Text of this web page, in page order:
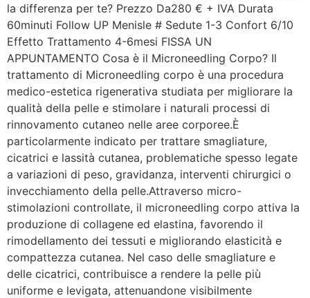
la differenza per te? Prezzo Da280 € + IVA Durata
60minuti Follow UP Menisle # Sedute 1-3 Confort 6/10
Effetto Trattamento 4-6mesi FISSA UN
APPUNTAMENTO Cosa è il Microneedling Corpo? Il
trattamento di Microneedling corpo è una procedura
medico-estetica rigenerativa studiata per migliorare la
qualità della pelle e stimolare i naturali processi di
rinnovamento cutaneo nelle aree corporee.È
particolarmente indicato per trattare smagliature,
cicatrici e lassità cutanea, problematiche spesso legate
a variazioni di peso, gravidanza, interventi chirurgici o
invecchiamento della pelle.Attraverso micro-
stimolazioni controllate, il microneedling corpo attiva la
produzione di collagene ed elastina, favorendo il
rimodellamento dei tessuti e migliorando elasticità e
compattezza cutanea. Nel caso delle smagliature e
delle cicatrici, contribuisce a rendere la pelle più
uniforme e levigata, attenuandone visibilmente